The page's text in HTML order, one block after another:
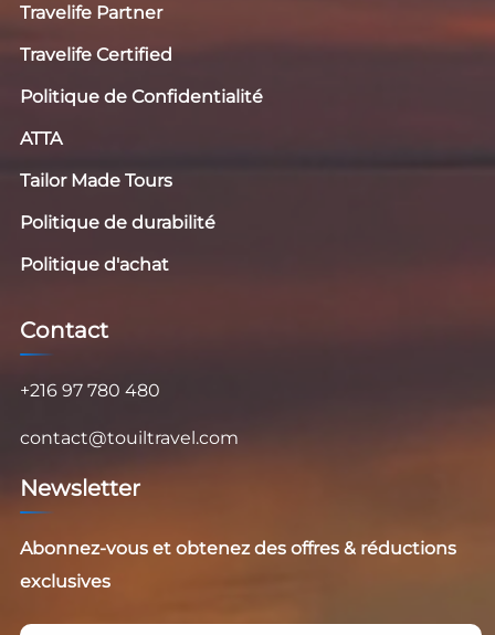
Travelife Partner
Travelife Certified
Politique de Confidentialité
ATTA
Tailor Made Tours
Politique de durabilité
Politique d'achat
Contact
+216 97 780 480
contact@touiltravel.com
Newsletter
Abonnez-vous et obtenez des offres & réductions
exclusives